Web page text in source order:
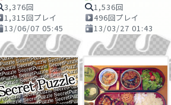
3,376回
1,315回プレイ
13/06/07 05:45
1,536回
496回プレイ
13/03/27 01:43